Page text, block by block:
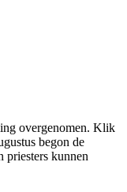
overgenomen. Klik
begon de
priesters kunnen